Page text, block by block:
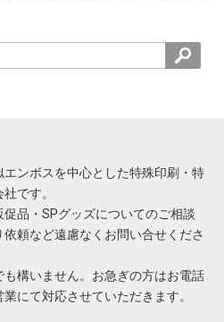
ンボスを中心とした特殊印刷・特
です。
品・SPグッズについてのご相談
頼など遠慮なくお問い合せくださ
構いません。お急ぎの方はお電話
にて対応させていただきます。